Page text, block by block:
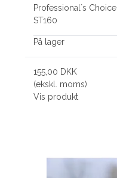
Professional´s Choice
ST160
På lager
155,00 DKK
(ekskl. moms)
Vis produkt